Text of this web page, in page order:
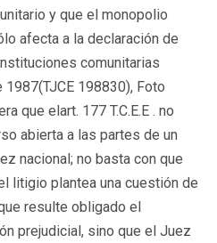
y que el monopolio
afecta a la declaración de
comunitarias
1987(TJCE 198830), Foto
que elart. 177 T.C.E.E . no
abierta a las partes de un
nacional; no basta con que
litigio plantea una cuestión de
resulte obligado el
prejudicial, sino que el Juez